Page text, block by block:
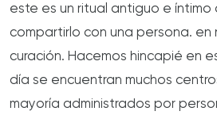
este es un ritual antiguo e
compartirlo con una persona.
curación. Hacemos hincapié en
día se encuentran muchos
mayoría administrados por